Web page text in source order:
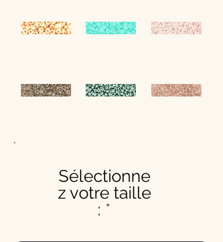
Sélectionne
z votre taille
: